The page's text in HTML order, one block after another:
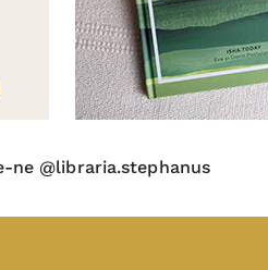
ne @libraria.stephanus